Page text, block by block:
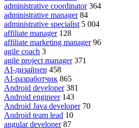
administrative coordinator 364
administrative manager 84
administrative specialist 5 004
affiliate manager 128
affiliate marketing manager 96
agile coach 3
agile project manager 371
AI-дизайнер 458
AI-разработчик 865
Android developer 381
Android engineer 143
Android Java developer 70
Android team lead 10
angular developer 87